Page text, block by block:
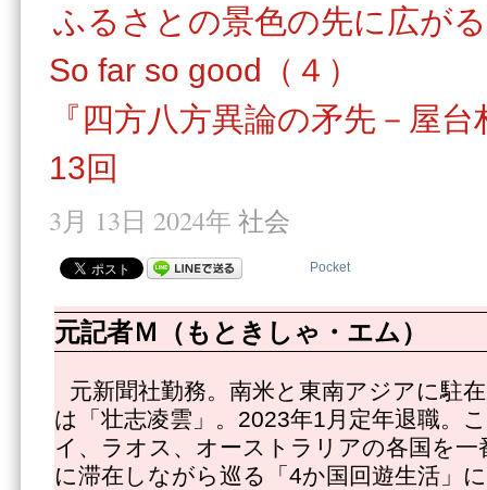
ふるさとの景色の先に広が
So far so good（４）
『四方八方異論の矛先－屋
13回
3月 13日 2024年 社会
Pocket
元記者Ｍ（もときしゃ・エム）
元新聞社勤務。南米と東南アジアに駐
は「壮志凌雲」。2023年1月定年退職。
イ、ラオス、オーストラリアの各国を
に滞在しながら巡る「4か国回遊生活」